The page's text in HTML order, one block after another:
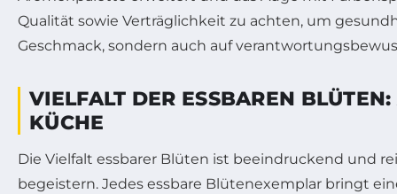
Qualität sowie Verträglichkeit zu achten, um
Geschmack, sondern auch auf
VIELFALT DER ESSBAREN
KÜCHE
Die Vielfalt essbarer Blüten ist beeindruckend und
begeistern. Jedes essbare Blütenexemplar bringt